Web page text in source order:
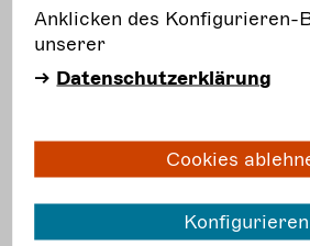
Anklicken des Konfigurieren-
unserer
Datenschutzerklärung
Cookies
Konfigurieren